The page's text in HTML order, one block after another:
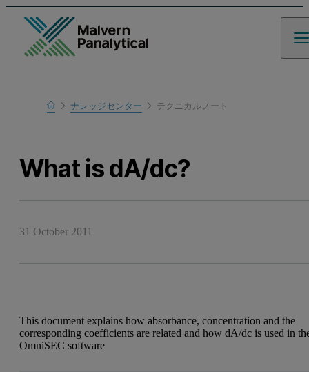
Home
Learn
ナレッジセンター テクニカルノート
What is dA/dc?
31 October 2011
This document explains how absorbance, concentration and the
corresponding coefficients are related and how dA/dc is used in
OmniSEC software